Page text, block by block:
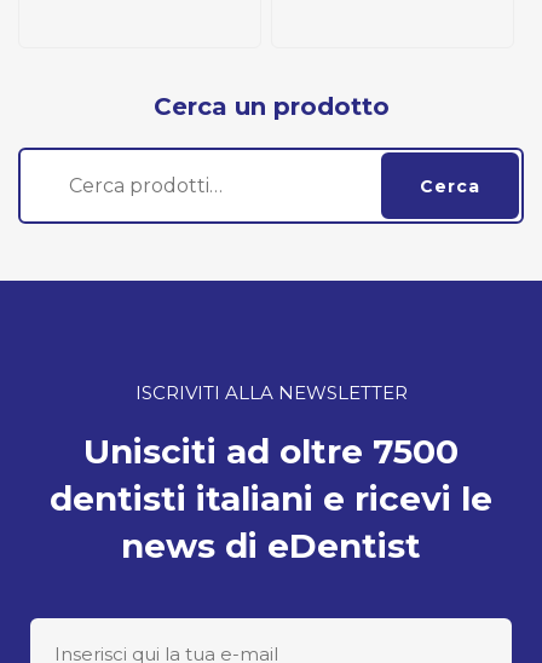
Cerca un prodotto
Cerca:
Cerca
ISCRIVITI ALLA NEWSLETTER
Unisciti ad oltre 7500
dentisti italiani e ricevi le
news di eDentist